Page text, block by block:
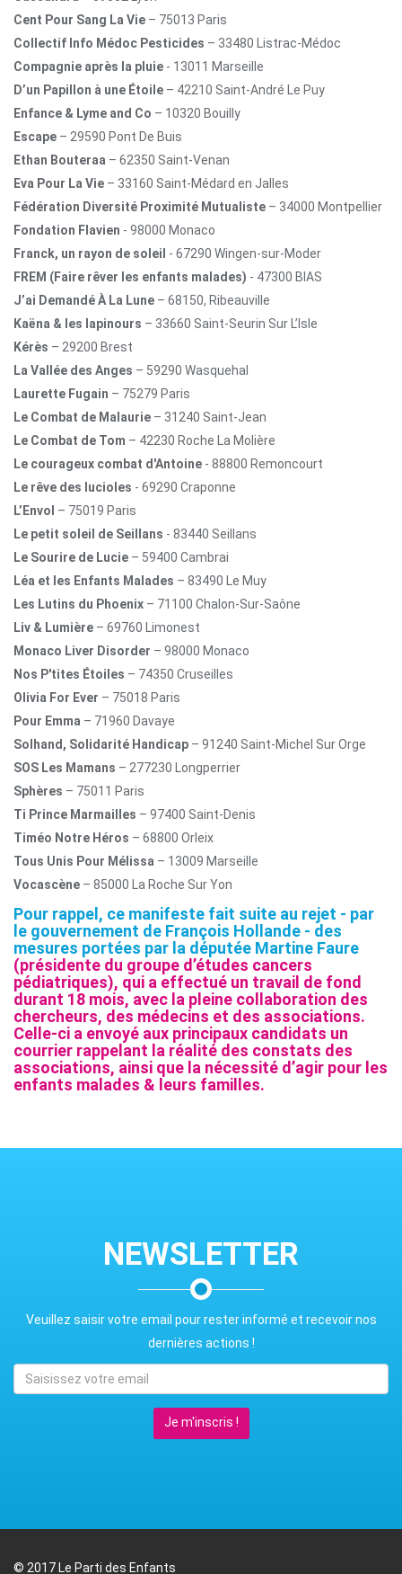
Cent Pour Sang La Vie – 75013 Paris
Collectif Info Médoc Pesticides – 33480 Listrac-Médoc
Compagnie après la pluie - 13011 Marseille
D’un Papillon à une Étoile – 42210 Saint-André Le Puy
Enfance & Lyme and Co – 10320 Bouilly
Escape – 29590 Pont De Buis
Ethan Bouteraa – 62350 Saint-Venan
Eva Pour La Vie – 33160 Saint-Médard en Jalles
Fédération Diversité Proximité Mutualiste – 34000 Montpellier
Fondation Flavien - 98000 Monaco
Franck, un rayon de soleil - 67290 Wingen-sur-Moder
FREM (Faire rêver les enfants malades) - 47300 BIAS
J’ai Demandé À La Lune – 68150, Ribeauville
Kaëna & les lapinours – 33660 Saint-Seurin Sur L’Isle
Kérès – 29200 Brest
La Vallée des Anges – 59290 Wasquehal
Laurette Fugain – 75279 Paris
Le Combat de Malaurie – 31240 Saint-Jean
Le Combat de Tom – 42230 Roche La Molière
Le courageux combat d'Antoine - 88800 Remoncourt
Le rêve des lucioles - 69290 Craponne
L’Envol – 75019 Paris
Le petit soleil de Seillans - 83440 Seillans
Le Sourire de Lucie – 59400 Cambrai
Léa et les Enfants Malades – 83490 Le Muy
Les Lutins du Phoenix – 71100 Chalon-Sur-Saône
Liv & Lumière – 69760 Limonest
Monaco Liver Disorder – 98000 Monaco
Nos P'tites Étoiles – 74350 Cruseilles
Olivia For Ever – 75018 Paris
Pour Emma – 71960 Davaye
Solhand, Solidarité Handicap – 91240 Saint-Michel Sur Orge
SOS Les Mamans – 277230 Longperrier
Sphères – 75011 Paris
Ti Prince Marmailles – 97400 Saint-Denis
Timéo Notre Héros – 68800 Orleix
Tous Unis Pour Mélissa – 13009 Marseille
Vocascène – 85000 La Roche Sur Yon
Pour rappel, ce manifeste fait suite au rejet - par
le gouvernement de François Hollande - des
mesures portées par la députée Martine Faure
(présidente du groupe d’études cancers
pédiatriques), qui a effectué un travail de fond
durant 18 mois, avec la pleine collaboration des
chercheurs, des médecins et des associations.
Celle-ci a envoyé aux principaux candidats un
courrier rappelant la réalité des constats des
associations, ainsi que la nécessité d’agir pour les
enfants malades & leurs familles.
NEWSLETTER
Veuillez saisir votre email pour rester informé et recevoir nos
dernières actions !
Je m'inscris !
© 2017 Le Parti des Enfants